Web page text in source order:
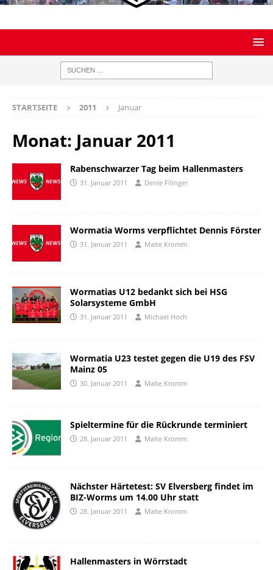
STARTSEITE 2011 Januar
Monat: Januar 2011
Rabenschwarzer Tag beim Hallenmasters
31. Januar 2011 Denie Filinger
Wormatia Worms verpflichtet Dennis Förster
31. Januar 2011 Malte Kromm
Wormatias U12 bedankt sich bei HSG
Solarsysteme GmbH
31. Januar 2011 Michael Hoch
Wormatia U23 testet gegen die U19 des FSV
Mainz 05
30. Januar 2011 Malte Kromm
Spieltermine für die Rückrunde terminiert
28. Januar 2011 Malte Kromm
Nächster Härtetest: SV Elversberg findet im
BIZ-Worms um 14.00 Uhr statt
28. Januar 2011 Malte Kromm
Hallenmasters in Wörrstadt